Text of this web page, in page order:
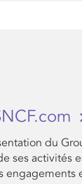
du
ses activités
engagements